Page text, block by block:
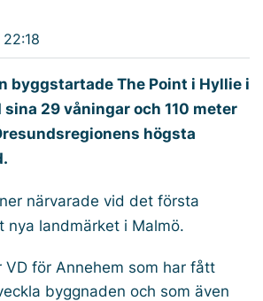
byggstartade The Point i Hyllie i
sina 29 våningar och 110 meter
högsta
närvarade vid det första
nya landmärket i Malmö.
VD för Annehem som har fått
byggnaden och som även